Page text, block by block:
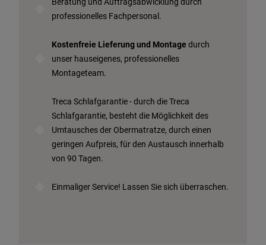
professionelles Fachpersonal.
Kostenfreie Lieferung und Montage durch
unser hauseigenes, professionelles
Montageteam.
Treca Schlafgarantie - durch die Treca
Schlafgarantie, besteht die Möglichkeit des
Umtausches der Obermatratze, durch einen
geringen Aufpreis, für den Austausch innerhalb
von 90 Tagen.
Einmaliger Service! Lassen Sie sich überraschen.